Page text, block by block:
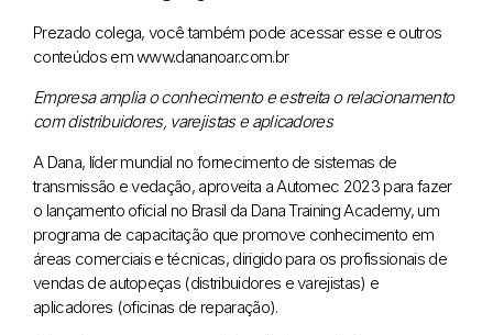
Prezado colega, você também pode acessar esse e outros
conteúdos em www.dananoar.com.br
Empresa amplia o conhecimento e estreita o relacionamento
com distribuidores, varejistas e aplicadores
A Dana, líder mundial no fornecimento de sistemas de
transmissão e vedação, aproveita a Automec 2023 para fazer
o lançamento oficial no Brasil da Dana Training Academy, um
programa de capacitação que promove conhecimento em
áreas comerciais e técnicas, dirigido para os profissionais de
vendas de autopeças (distribuidores e varejistas) e
aplicadores (oficinas de reparação).